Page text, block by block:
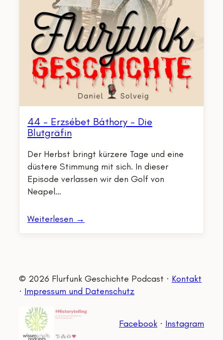
44 – Erzsébet Báthory – Die
Blutgräfin
Der Herbst bringt kürzere Tage und eine
düstere Stimmung mit sich. In dieser
Episode verlassen wir den Golf von
Neapel…
Weiterlesen →
© 2026 Flurfunk Geschichte Podcast · Kontakt
· Impressum und Datenschutz
Facebook · Instagram